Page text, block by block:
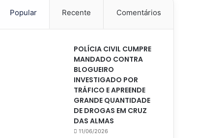
Popular Recente Comentários
POLÍCIA CIVIL CUMPRE
MANDADO CONTRA
BLOGUEIRO
INVESTIGADO POR
TRÁFICO E APREENDE
GRANDE QUANTIDADE
DE DROGAS EM CRUZ
DAS ALMAS
11/06/2026